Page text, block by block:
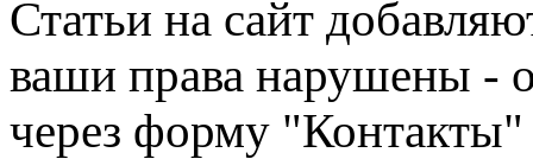
Статьи на сайт
ваши права нарушены -
через форму "Контакты"